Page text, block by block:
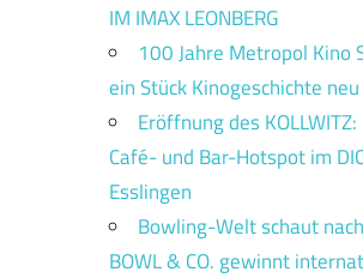
IM IMAX LEONBERG
100 Jahre Metropol Kino
ein Stück Kinogeschichte
Eröffnung des
Café- und Bar-Hotspot im
Esslingen
Bowling-Welt schaut
BOWL & CO. gewinnt